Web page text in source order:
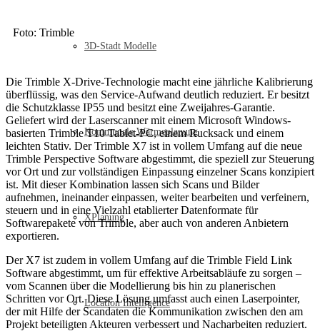
3D-Stadt Modelle
Kommunale Wärmeplanung
XPlanung
Location Intelligence
Foto: Trimble
Die Trimble X-Drive-Technologie macht eine jährliche Kalibrierung
überflüssig, was den Service-Aufwand deutlich reduziert. Er besitzt
die Schutzklasse IP55 und besitzt eine Zweijahres-Garantie.
Geliefert wird der Laserscanner mit einem Microsoft Windows-
basierten Trimble T10 Tablet-PC, einem Rucksack und einem
leichten Stativ. Der Trimble X7 ist in vollem Umfang auf die neue
Trimble Perspective Software abgestimmt, die speziell zur Steuerung
vor Ort und zur vollständigen Einpassung einzelner Scans konzipiert
ist. Mit dieser Kombination lassen sich Scans und Bilder
aufnehmen, ineinander einpassen, weiter bearbeiten und verfeinern,
steuern und in eine Vielzahl etablierter Datenformate für
Softwarepakete von Trimble, aber auch von anderen Anbietern
exportieren.
Der X7 ist zudem in vollem Umfang auf die Trimble Field Link
Software abgestimmt, um für effektive Arbeitsabläufe zu sorgen –
vom Scannen über die Modellierung bis hin zu planerischen
Schritten vor Ort. Diese Lösung umfasst auch einen Laserpointer,
der mit Hilfe der Scandaten die Kommunikation zwischen den am
Projekt beteiligten Akteuren verbessert und Nacharbeiten reduziert.